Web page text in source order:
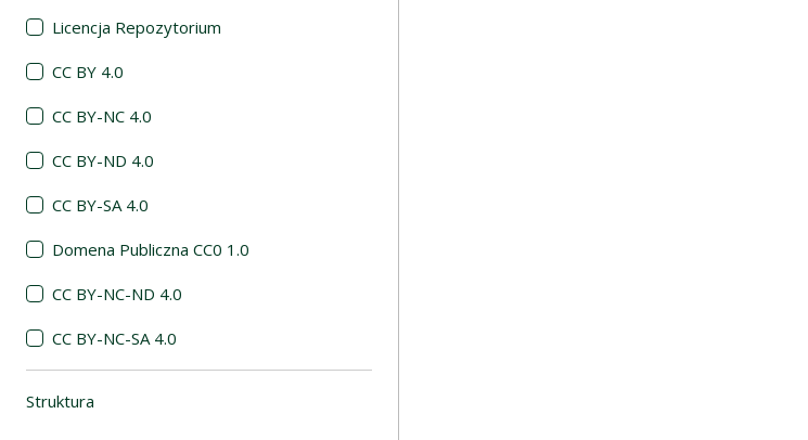
Licencja Repozytorium
CC BY 4.0
CC BY-NC 4.0
CC BY-ND 4.0
CC BY-SA 4.0
Domena Publiczna CC0 1.0
CC BY-NC-ND 4.0
CC BY-NC-SA 4.0
Struktura